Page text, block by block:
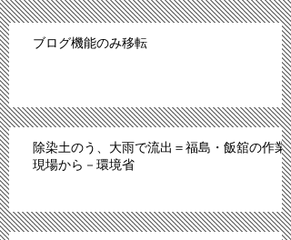
ブログ機能のみ移転
除染土のう、大雨で流出＝福島・飯舘の作業
現場から－環境省